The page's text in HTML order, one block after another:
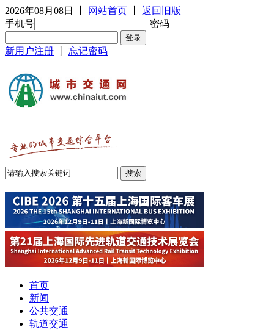
2026年08月08日 网站首页
返回旧版
手机号
密码
新用户注册 忘记密码
首页
新闻
公共交通
轨道交通